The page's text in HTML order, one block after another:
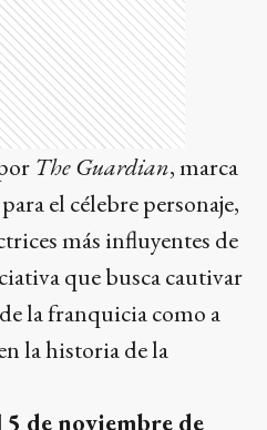
The Guardian, marca
el célebre personaje,
más influyentes de
que busca cautivar
la franquicia como a
la historia de la
5 de noviembre de